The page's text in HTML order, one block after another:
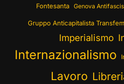
Fontesanta Genova
Gruppo Anticapitalista
Imperialismo
Internazionalismo
Lavoro